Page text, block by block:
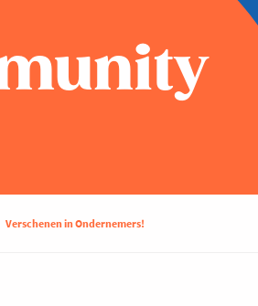
Verschenen in Ondernemers!